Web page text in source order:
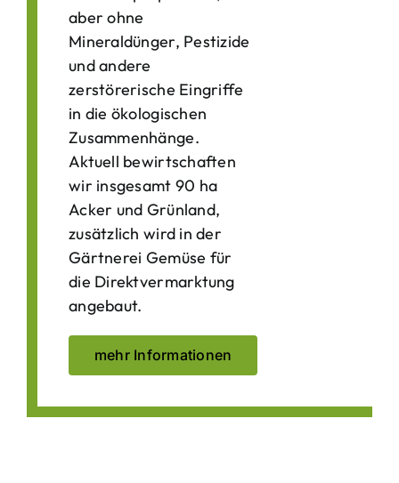
aber ohne
Mineraldünger, Pestizide
und andere
zerstörerische Eingriffe
in die ökologischen
Zusammenhänge.
Aktuell bewirtschaften
wir insgesamt 90 ha
Acker und Grünland,
zusätzlich wird in der
Gärtnerei Gemüse für
die Direktvermarktung
angebaut.
mehr Informationen